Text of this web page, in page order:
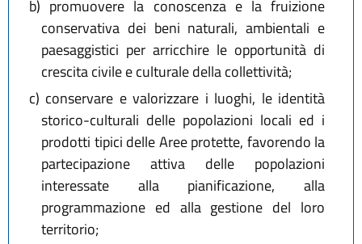
b) promuovere la conoscenza e la fruizione
conservativa dei beni naturali, ambientali e
paesaggistici per arricchire le opportunità di
crescita civile e culturale della collettività;
c) conservare e valorizzare i luoghi, le identità
storico-culturali delle popolazioni locali ed i
prodotti tipici delle Aree protette, favorendo la
partecipazione attiva delle popolazioni
interessate alla pianificazione, alla
programmazione ed alla gestione del loro
territorio;